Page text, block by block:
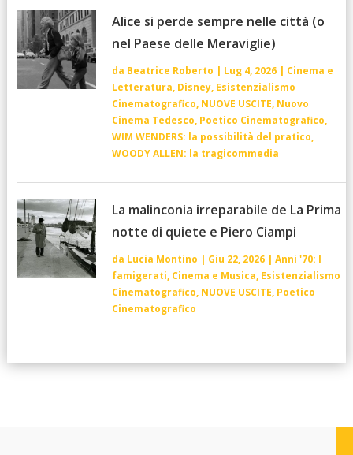
Alice si perde sempre nelle città (o
nel Paese delle Meraviglie)
da Beatrice Roberto | Lug 4, 2026| Cinema e
Letteratura, Disney, Esistenzialismo
Cinematografico, NUOVE USCITE, Nuovo
Cinema Tedesco, Poetico Cinematografico,
WIM WENDERS: la possibilità del pratico,
WOODY ALLEN: la tragicommedia
La malinconia irreparabile de La Prima
notte di quiete e Piero Ciampi
da Lucia Montino | Giu 22, 2026| Anni '70: I
famigerati, Cinema e Musica, Esistenzialismo
Cinematografico, NUOVE USCITE, Poetico
Cinematografico